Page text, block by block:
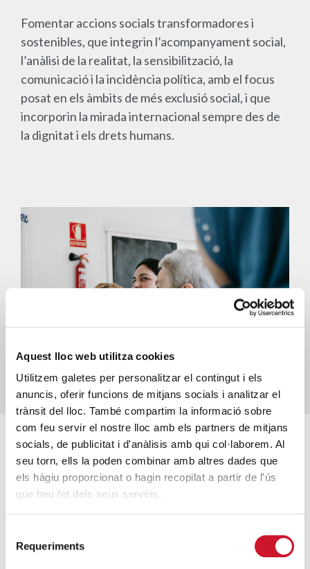
Aquest lloc web utilitza cookies
Utilitzem galetes per personalitzar el contingut i els
anuncis, oferir funcions de mitjans socials i analitzar el
trànsit del lloc. També compartim la informació sobre
com feu servir el nostre lloc amb els partners de mitjans
socials, de publicitat i d'anàlisis amb qui col·laborem. Al
seu torn, ells la poden combinar amb altres dades que
els hàgiu proporcionat o hagin recopilat a partir de l'ús
que heu fet dels seus serveis.
Requeriments
Fomentar accions socials transformadores i
sostenibles, que integrin l’acompanyament social,
l’anàlisi de la realitat, la sensibilització, la
comunicació i la incidència política, amb el focus
posat en els àmbits de més exclusió social, i que
incorporin la mirada internacional sempre des de
la dignitat i els drets humans.
Comunitat i Participació
com a element nuclear, integrador i vertebrador
de l’acció social i caritativa al territori. Promoure la